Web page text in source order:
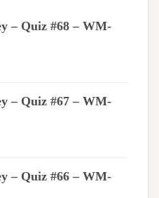
– Quiz #68 – WM-
– Quiz #67 – WM-
– Quiz #66 – WM-